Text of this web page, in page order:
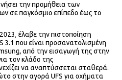
την προμήθεια των
σε παγκόσμιο επίπεδο έως το
έλαβε την πιστοποίηση
3.1 που είναι προσανατολισμένη
από την εισαγωγή της στην
τον κλάδο της
να αναπτύσσεται σταθερά.
στην αγορά UFS για οχήματα